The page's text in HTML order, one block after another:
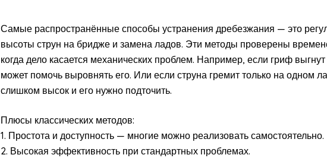
Самые распространённые способы устранения дребезжания — это
высоты струн на бридже и замена ладов. Эти методы проверены
когда дело касается механических проблем. Например, если гриф
может помочь выровнять его. Или если струна гремит только на одном
слишком высок и его нужно подточить.
Плюсы классических методов:
1. Простота и доступность — многие можно реализовать самостоятельно.
2. Высокая эффективность при стандартных проблемах.